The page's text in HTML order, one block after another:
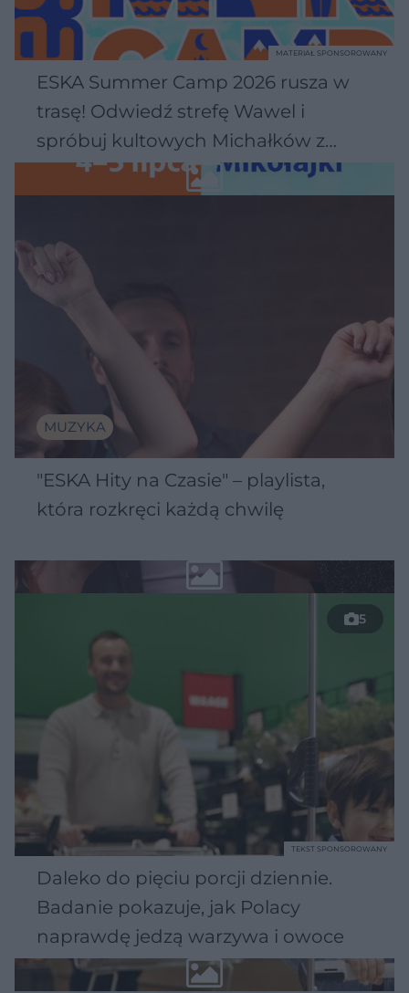
ESKA Summer Camp 2026 rusza w
trasę! Odwiedź strefę Wawel i
spróbuj kultowych Michałków z
Wawelu
MATERIAŁ SPONSOROWANY
MUZYKA
"ESKA Hity na Czasie" – playlista,
która rozkręci każdą chwilę
5
Daleko do pięciu porcji dziennie.
Badanie pokazuje, jak Polacy
naprawdę jedzą warzywa i owoce
TEKST SPONSOROWANY